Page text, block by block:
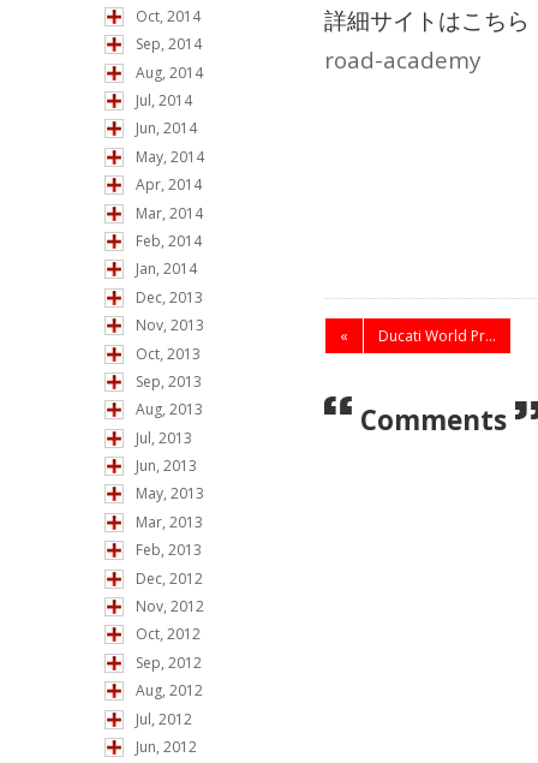
Oct, 2014
Sep, 2014
Aug, 2014
Jul, 2014
Jun, 2014
May, 2014
Apr, 2014
Mar, 2014
Feb, 2014
Jan, 2014
Dec, 2013
Nov, 2013
Oct, 2013
Sep, 2013
Aug, 2013
Jul, 2013
Jun, 2013
May, 2013
Mar, 2013
Feb, 2013
Dec, 2012
Nov, 2012
Oct, 2012
Sep, 2012
Aug, 2012
Jul, 2012
Jun, 2012
詳細サイトはこち
road-academy
« Ducati World Pr...
Comments